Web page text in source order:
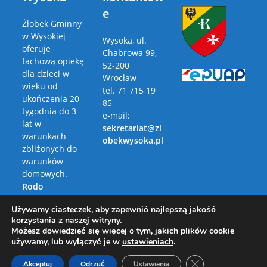
Żłobek Gminny
w Wysokiej
oferuje
fachową opiekę
dla dzieci w
wieku od
ukończenia 20
tygodnia do 3
lat w
warunkach
zbliżonych do
warunków
domowych.
Rodo
Polityka
Prywatności
e
Wysoka, ul.
Chabrowa 99,
52-200
Wrocław
tel. 71 715 19
85
e-mail:
sekretariat@zl
obekwysoka.pl
Używamy ciasteczek, aby zapewnić najlepszą jakość
korzystania z naszej witryny.
Możesz dowiedzieć się więcej o tym, jakich plików cookie
używamy, lub wyłączyć je w ustawieniach.
Akceptuj Odrzuć Ustawienia Zamknij panel